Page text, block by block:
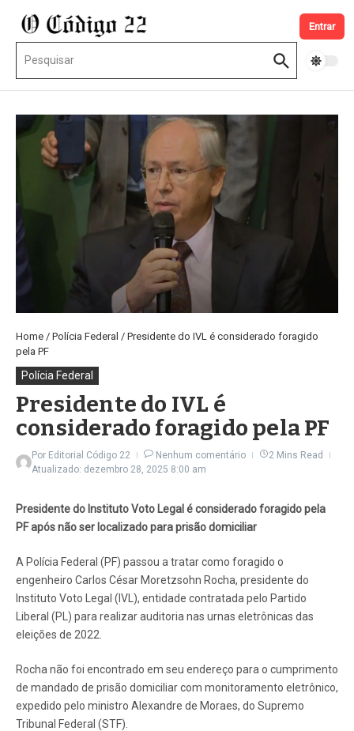
Entrar
Home / Polícia Federal / Presidente do IVL é considerado foragido
pela PF
Polícia Federal
Presidente do IVL é
considerado foragido pela PF
Por Editorial Código 22 Nenhum comentário
2 Mins Read
Atualizado: dezembro 28, 2025 8:00 am
Presidente do Instituto Voto Legal é considerado foragido pela
PF após não ser localizado para prisão domiciliar
A Polícia Federal (PF) passou a tratar como foragido o
engenheiro Carlos César Moretzsohn Rocha, presidente do
Instituto Voto Legal (IVL), entidade contratada pelo Partido
Liberal (PL) para realizar auditoria nas urnas eletrônicas das
eleições de 2022.
Rocha não foi encontrado em seu endereço para o cumprimento
de mandado de prisão domiciliar com monitoramento eletrônico,
expedido pelo ministro Alexandre de Moraes, do Supremo
Tribunal Federal (STF).